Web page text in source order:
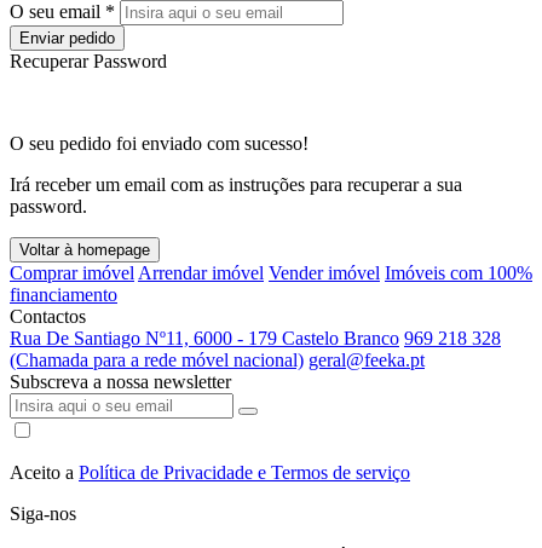
O seu email *
Enviar pedido
Recuperar Password
O seu pedido foi enviado com sucesso!
Irá receber um email com as instruções para recuperar a sua
password.
Voltar à homepage
Comprar imóvel Arrendar imóvel Vender imóvel Imóveis com 100%
financiamento
Contactos
Rua De Santiago Nº11, 6000 - 179 Castelo Branco 969 218 328
(Chamada para a rede móvel nacional) geral@feeka.pt
Subscreva a nossa newsletter
Aceito a Política de Privacidade e Termos de serviço
Siga-nos